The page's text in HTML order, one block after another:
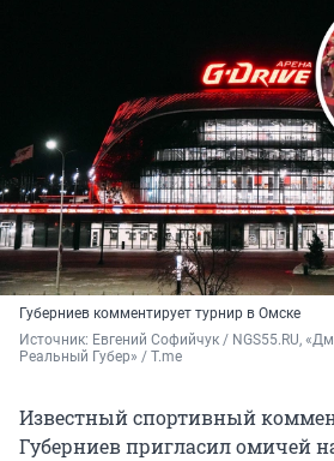
Губерниев комментирует турнир в Омске
Источник: Евгений Софийчук / NGS55.RU,
Реальный Губер» / T.me
Известный спортивный
Губерниев пригласил омичей